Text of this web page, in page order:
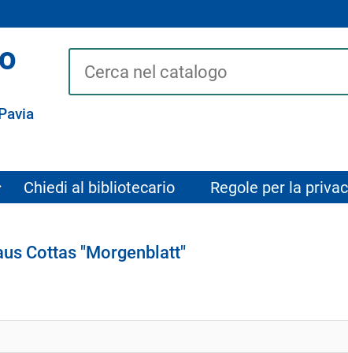
Cerca su "Catalogo"
Chiedi al bibliotecario Regole per la
Cottas "Morgenblatt"